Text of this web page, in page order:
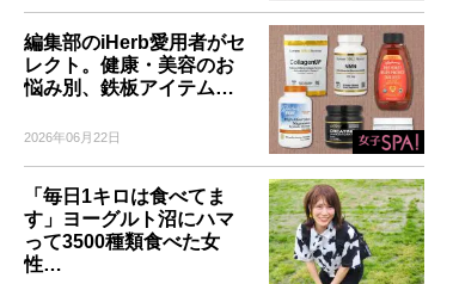
編集部のiHerb愛用者がセ
レクト。健康・美容のお
悩み別、鉄板アイテム…
2026年06月22日
「毎日1キロは食べてま
す」ヨーグルト沼にハマ
って3500種類食べた女
性…